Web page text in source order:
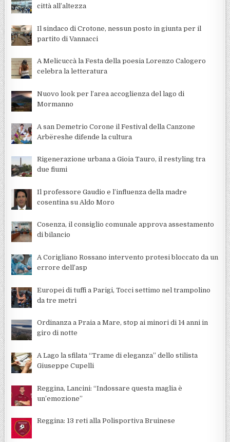
città all’altezza
Il sindaco di Crotone, nessun posto in giunta per il
partito di Vannacci
A Melicuccà la Festa della poesia Lorenzo Calogero
celebra la letteratura
Nuovo look per l’area accoglienza del lago di
Mormanno
A san Demetrio Corone il Festival della Canzone
Arbëreshe difende la cultura
Rigenerazione urbana a Gioia Tauro, il restyling tra
due fiumi
Il professore Gaudio e l’influenza della madre
cosentina su Aldo Moro
Cosenza, il consiglio comunale approva assestamento
di bilancio
A Corigliano Rossano intervento protesi bloccato da un
errore dell’asp
Europei di tuffi a Parigi, Tocci settimo nel trampolino
da tre metri
Ordinanza a Praia a Mare, stop ai minori di 14 anni in
giro di notte
A Lago la sfilata “Trame di eleganza” dello stilista
Giuseppe Cupelli
Reggina, Lancini: “Indossare questa maglia è
un’emozione”
Reggina: 13 reti alla Polisportiva Bruinese